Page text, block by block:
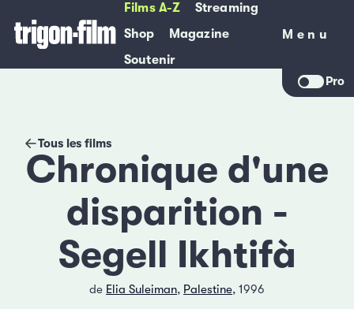
Films A-Z
Streaming
Shop
Magazine
Soutenir
Menu
Menu
Pro
Tous les films
Chronique d'une
disparition -
Segell Ikhtifà
de Elia Suleiman, Palestine, 1996